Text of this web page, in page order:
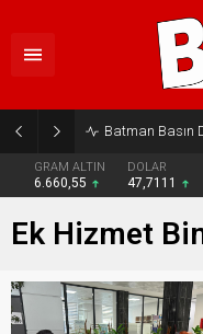
GRAM ALTIN
6.660,55
DOLAR
47,7111
Ek Hizmet